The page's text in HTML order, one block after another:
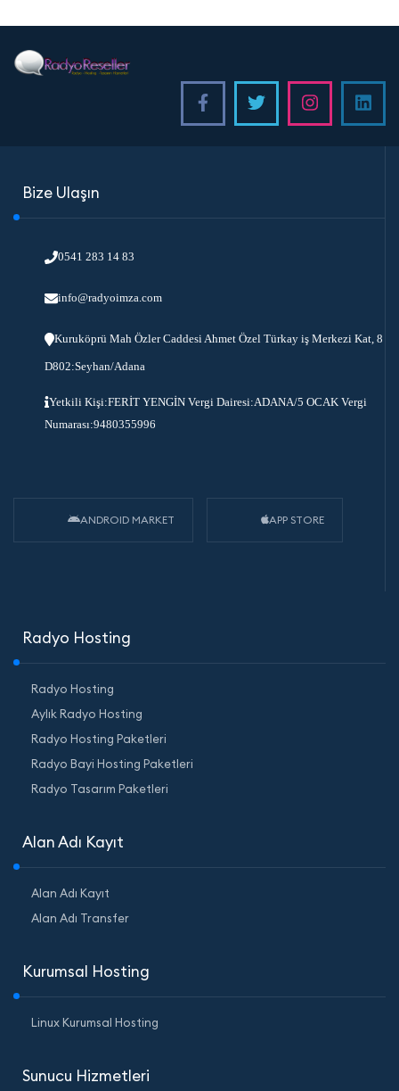
Bize Ulaşın
0541 283 14 83
info@radyoimza.com
Kuruköprü Mah Özler Caddesi Ahmet Özel Türkay iş Merkezi Kat, 8
D802:Seyhan/Adana
Yetkili Kişi:FERİT YENGİN Vergi Dairesi:ADANA/5 OCAK Vergi
Numarası:9480355996
ANDROID MARKET APP STORE
Radyo Hosting
Radyo Hosting
Aylık Radyo Hosting
Radyo Hosting Paketleri
Radyo Bayi Hosting Paketleri
Radyo Tasarım Paketleri
Alan Adı Kayıt
Alan Adı Kayıt
Alan Adı Transfer
Kurumsal Hosting
Linux Kurumsal Hosting
Sunucu Hizmetleri